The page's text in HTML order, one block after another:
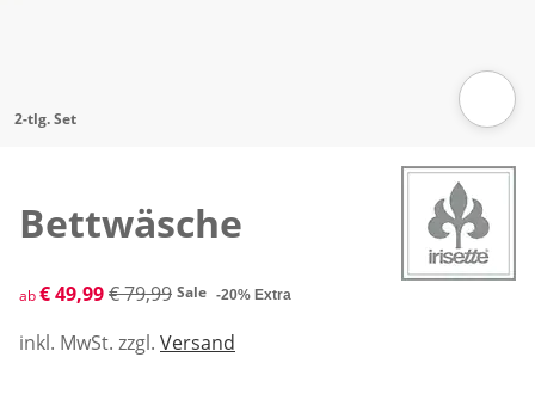
2-tlg. Set
Bettwäsche
reduzierter Preis € 49,99, vorheriger Preis: € 79,99
ab€ 49,99€ 79,99 Sale -20% Extra
inkl. MwSt. zzgl. Versand